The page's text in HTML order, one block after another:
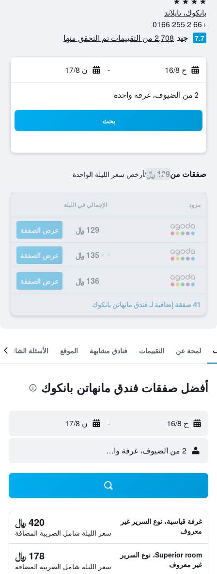
4 نجوم
بانكوك، تايلاند
+66 2 255 0166
7.7 جيد 2,708 من التقييمات تم التحقق منها
ح 16/8 - ن 17/8
2 من الضيوف، غرفة واحدة
بحث
صفقات من129 ﷼ /أرخص سعر الليلة الواحدة
مزود الإجمالي في الليلة
129 ﷼ عرض الصفقة
135 ﷼ عرض الصفقة
136 ﷼ عرض الصفقة
41 صفقة إضافية لـ فندق مانهاتن بانكوك
لمحة عن التقييمات فنادق مشابهة الموقع الأسئلة الشائعة
أفضل صفقات فندق مانهاتن بانكوك
ح 16/8 - ن 17/8
2 من الضيوف، غرفة واحدة
غرفة قياسية، نوع السرير غير
معروف
420 ﷼
سعر الليلة شامل الصريبة المضافة
Superior room، نوع السرير
غير معروف
178 ﷼
سعر الليلة شامل الصريبة المضافة